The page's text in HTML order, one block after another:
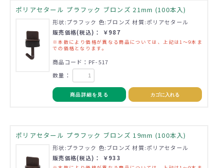
ポリアセタール プラフック ブロンズ 21mm (100本入)
形状:プラフック 色:ブロンズ 材質:ポリアセタール
販売価格(税込)： ￥987
※本数により価格が異なる商品については、上記は1～9本ま
での価格となります。
商品コード：PF-517
数量：
商品詳細を見る カゴに入れる
ポリアセタール プラフック ブロンズ 19mm (100本入)
形状:プラフック 色:ブロンズ 材質:ポリアセタール
販売価格(税込)： ￥933